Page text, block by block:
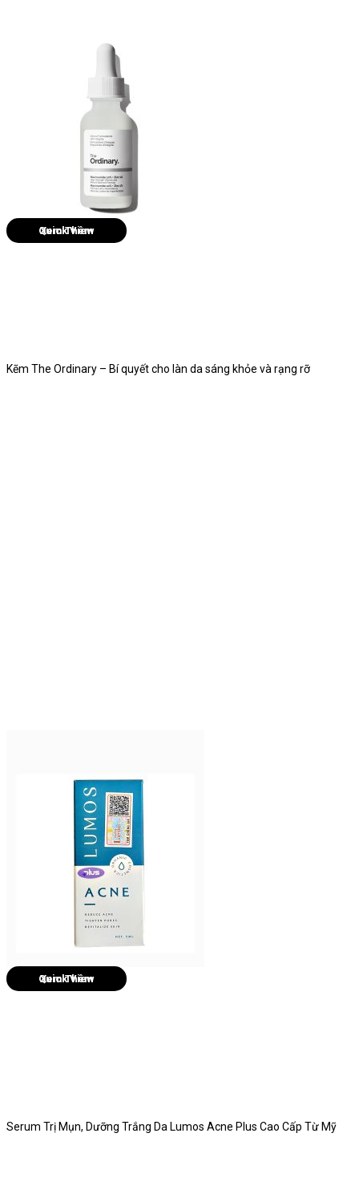
Quick View
Kẽm The Ordinary – Bí quyết cho làn da sáng khỏe và rạng rỡ
Quick View
Serum Trị Mụn, Dưỡng Trắng Da Lumos Acne Plus Cao Cấp Từ Mỹ